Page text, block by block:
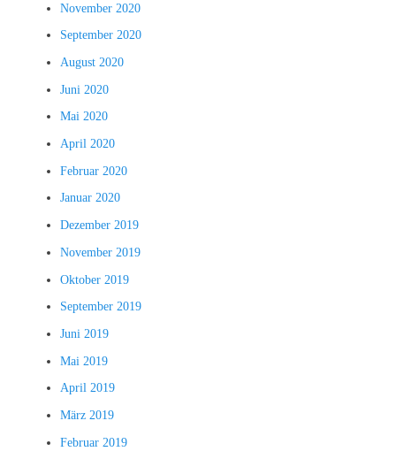
November 2020
September 2020
August 2020
Juni 2020
Mai 2020
April 2020
Februar 2020
Januar 2020
Dezember 2019
November 2019
Oktober 2019
September 2019
Juni 2019
Mai 2019
April 2019
März 2019
Februar 2019